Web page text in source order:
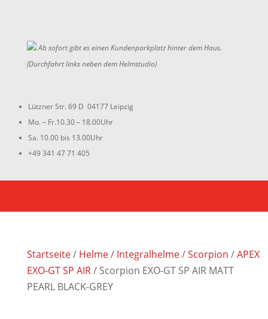
Ab sofort gibt es einen Kundenparkplatz hinter dem Haus.
(Durchfahrt links neben dem Helmstudio)
Lützner Str. 69 D 04177 Leipzig
Mo. – Fr.10.30 – 18.00Uhr
Sa. 10.00 bis 13.00Uhr
+49 341 47 71 405
Startseite/ Helme/ Integralhelme/Scorpion /APEX
EXO-GT SP AIR/ Scorpion EXO-GT SP AIR MATT
PEARL BLACK-GREY